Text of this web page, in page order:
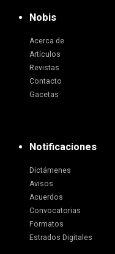
Nobis
Acerca de
Artículos
Revistas
Contacto
Gacetas
Notificaciones
Dictámenes
Avisos
Acuerdos
Convocatorias
Formatos
Estrados Digitales